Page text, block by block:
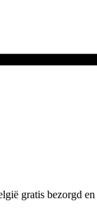
gratis bezorgd